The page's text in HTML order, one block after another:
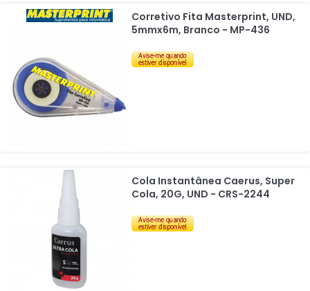
Corretivo Fita Masterprint, UND,
5mmx6m, Branco - MP-436
Cola Instantânea Caerus, Super
Cola, 20G, UND - CRS-2244